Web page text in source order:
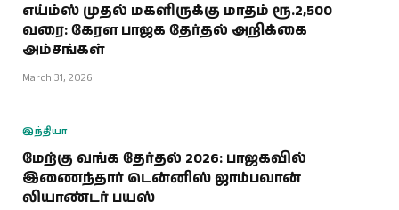
எய்ம்ஸ் முதல் மகளிருக்கு மாதம் ரூ.2,500
வரை: கேரள பாஜக தேர்தல் அறிக்கை
அம்சங்கள்
March 31, 2026
இந்தியா
மேற்கு வங்க தேர்தல் 2026: பாஜகவில்
இணைந்தார் டென்னிஸ் ஜாம்பவான்
லியாண்டர் பயஸ்